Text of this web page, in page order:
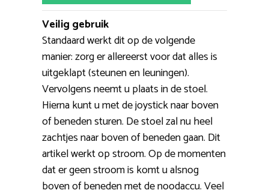
Veilig gebruik
Standaard werkt dit op de volgende
manier: zorg er allereerst voor dat alles is
uitgeklapt (steunen en leuningen).
Vervolgens neemt u plaats in de stoel.
Hierna kunt u met de joystick naar boven
of beneden sturen. De stoel zal nu heel
zachtjes naar boven of beneden gaan. Dit
artikel werkt op stroom. Op de momenten
dat er geen stroom is komt u alsnog
boven of beneden met de noodaccu. Veel